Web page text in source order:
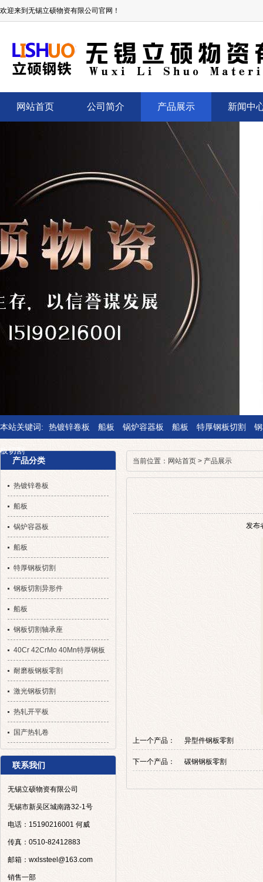
欢迎来到无锡立硕物资有限公司官网！
网站首页 公司简介 产品展示 新闻中
本站关键词: 热镀锌卷板 船板 锅炉容器板 船板 特厚钢板切割
板切割
当前位置： 网站首页 > 产品展示
发布
上一个产品： 异型件钢板零割
下一个产品： 碳钢钢板零割
产品分类
热镀锌卷板
船板
锅炉容器板
船板
特厚钢板切割
钢板切割异形件
船板
钢板切割轴承座
40Cr 42CrMo 40Mn特厚钢板
耐磨板钢板零割
激光钢板切割
热轧开平板
国产热轧卷
联系我们
无锡立硕物资有限公司
无锡市新吴区城南路32-1号
电话：15190216001 何威
传真：0510-82412883
邮箱：wxlssteel@163.com
销售一部